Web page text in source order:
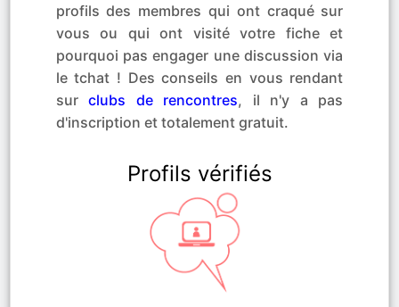
profils des membres qui ont craqué sur
vous ou qui ont visité votre fiche et
pourquoi pas engager une discussion via
le tchat ! Des conseils en vous rendant
surclubs de rencontres, il n'y a pas
d'inscription et totalement gratuit.
Profils vérifiés